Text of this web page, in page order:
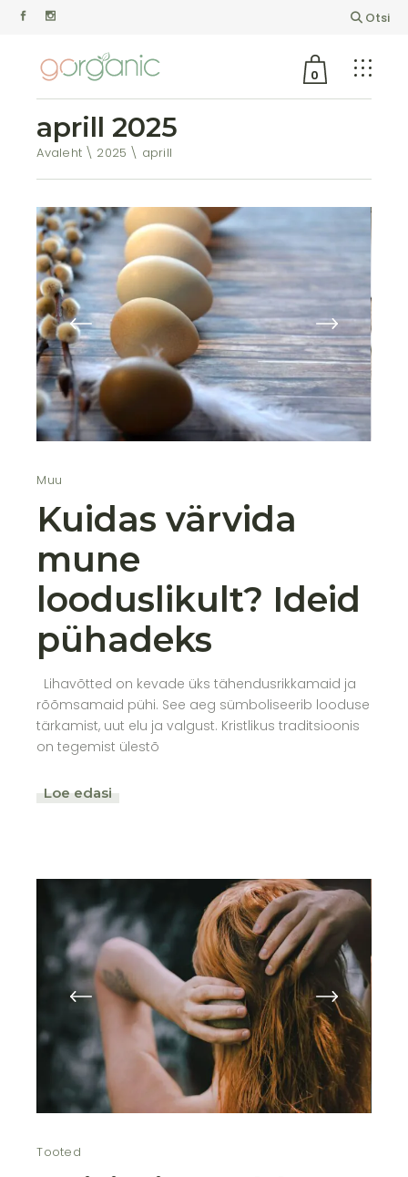
Otsi
0
aprill 2025
Avaleht 2025 aprill
Muu
Kuidas värvida
mune
looduslikult? Ideid
pühadeks
Lihavõtted on kevade üks tähendusrikkamaid ja
rõõmsamaid pühi. See aeg sümboliseerib looduse
tärkamist, uut elu ja valgust. Kristlikus traditsioonis
on tegemist ülestõ
Loe edasi
Tooted